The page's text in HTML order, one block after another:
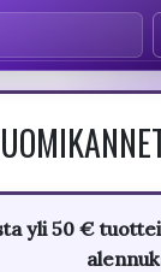
yli 50 €